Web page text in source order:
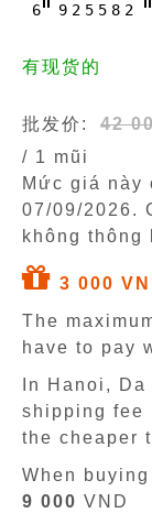
6 9 2 5 5 8 2
有现货的
批发价: 42
/ 1 mũi
Mức giá này
07/09/2026.
không thông
3 000
The
have to pay
In Hanoi,
shipping fee
the cheaper
When
9 000 VND